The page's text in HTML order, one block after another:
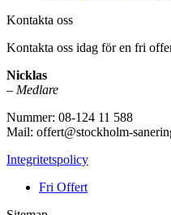
Kontakta oss
Kontakta oss idag för en fri
Nicklas
– Medlare
Nummer: 08-124 11 588
Mail: offert@stockholm-
Integritetspolicy
Fri Offert